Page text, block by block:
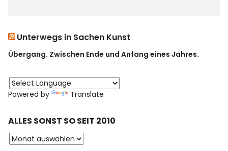
Unterwegs in Sachen Kunst
Übergang. Zwischen Ende und Anfang eines Jahres.
Powered by Translate
ALLES SONST SO SEIT 2010